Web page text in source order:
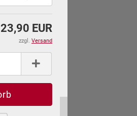
23,90 EUR
zzgl. Versand